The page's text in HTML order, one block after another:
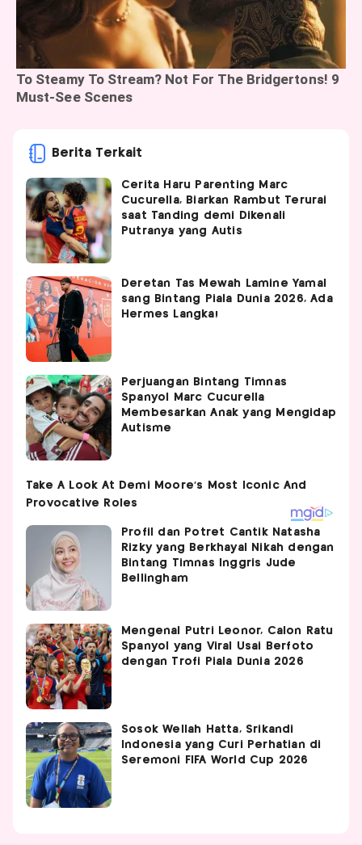
Berita Terkait
Cerita Haru Parenting Marc
Cucurella, Biarkan Rambut Terurai
saat Tanding demi Dikenali
Putranya yang Autis
Deretan Tas Mewah Lamine Yamal
sang Bintang Piala Dunia 2026, Ada
Hermes Langka!
Perjuangan Bintang Timnas
Spanyol Marc Cucurella
Membesarkan Anak yang Mengidap
Autisme
Profil dan Potret Cantik Natasha
Rizky yang Berkhayal Nikah dengan
Bintang Timnas Inggris Jude
Bellingham
Mengenal Putri Leonor, Calon Ratu
Spanyol yang Viral Usai Berfoto
dengan Trofi Piala Dunia 2026
Sosok Wellah Hatta, Srikandi
Indonesia yang Curi Perhatian di
Seremoni FIFA World Cup 2026